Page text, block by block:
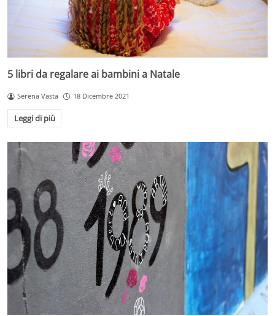
5 libri da regalare ai bambini a Natale
Serena Vasta 18 Dicembre 2021
Leggi di più